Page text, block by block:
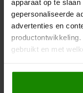
apparaat op te
gepersonaliseerde
advertenties en
gebruikt en met
Als u het toestaat,
Informatie